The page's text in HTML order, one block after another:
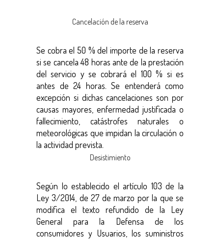
Cancelación de la reserva
Se cobra el 50 % del importe de la reserva
si se cancela 48 horas ante de la prestación
del servicio y se cobrará el 100 % si es
antes de 24 horas. Se entenderá como
excepción si dichas cancelaciones son por
causas mayores, enfermedad justificada o
fallecimiento, catástrofes naturales o
meteorológicas que impidan la circulación o
la actividad prevista.
Desistimiento
Según lo establecido el artículo 103 de la
Ley 3/2014, de 27 de marzo por la que se
modifica el texto refundido de la Ley
General para la Defensa de los
consumidores y Usuarios, los suministros